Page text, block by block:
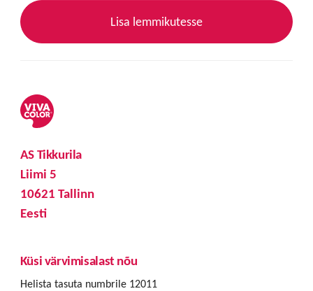
Lisa lemmikutesse
AS Tikkurila
Liimi 5
10621 Tallinn
Eesti
Küsi värvimisalast nõu
Helista tasuta numbrile 12011